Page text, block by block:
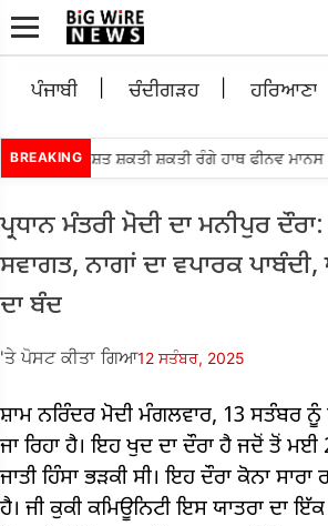
ਪੰਜਾਬੀ ਚੰਦੀਗੜਹ ਹਰਿਆਣਾ
BREAKING
ਰਿਕਸ਼ਤ ਸ਼ਕਤੀ ਸ਼ਕਤੀ ਰੰਗੇ ਹਾਥ ਫੀਨਵ ਮਾਨਸ •
ਪ੍ਰਧਾਨ ਮੰਤਰੀ ਮੋਦੀ ਦਾ ਮਨੀਪੁਰ
ਸਵਾਗਤ, ਨਾਗਾਂ ਦਾ ਵਪਾਰਕ ਪਾਬੰਦੀ,
ਦਾ ਬੰਦ
'ਤੇ ਪੋਸਟ ਕੀਤਾ ਗਿਆ12 ਸਤੰਬਰ, 2025
ਸ਼ਾਮ ਨਰਿੰਦਰ ਮੋਦੀ ਮੰਗਲਵਾਰ, 13 ਸਤੰਬਰ ਨੂੰ
ਜਾ ਰਿਹਾ ਹੈ। ਇਹ ਖੁਦ ਦਾ ਦੌਰਾ ਹੈ ਜਦੋਂ ਤੋਂ ਮਈ
ਜਾਤੀ ਹਿੰਸਾ ਭੜਕੀ ਸੀ। ਇਹ ਦੌਰਾ ਕੋਨਾ
ਹੈ। ਜੀ ਕੁਕੀ ਕਮਿਊਨਿਟੀ ਇਸ ਯਾਤਰਾ ਦਾ ਇੱਕ